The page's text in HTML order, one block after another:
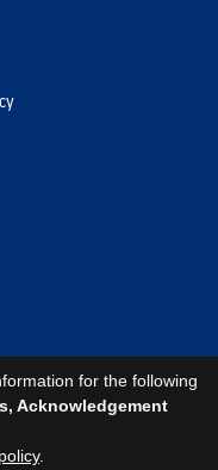
for the following
Acknowledgement
.